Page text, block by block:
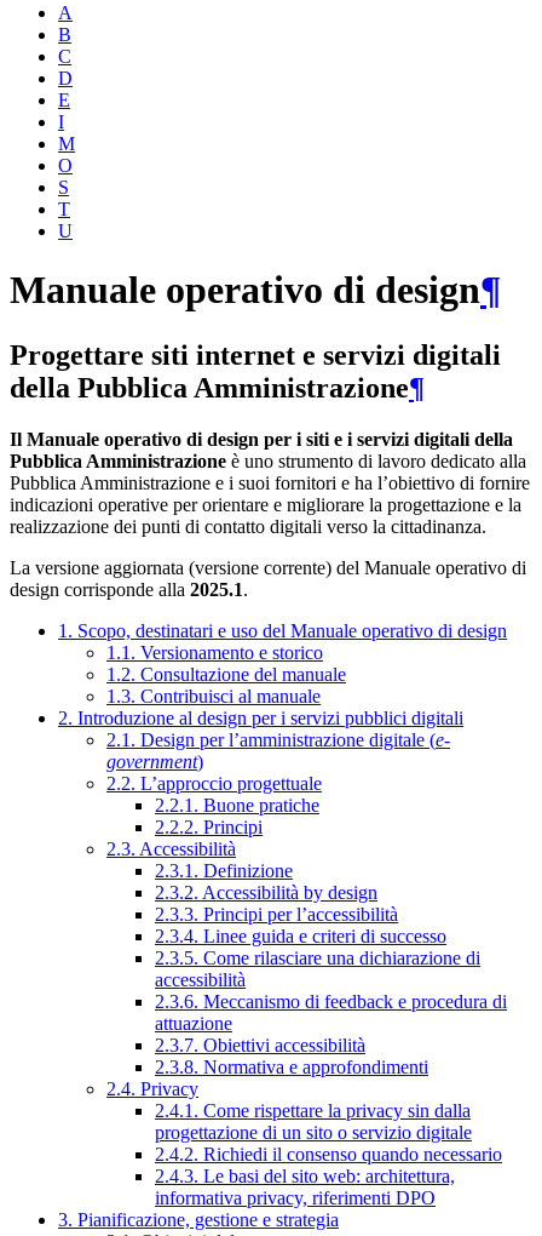
A
B
C
D
E
I
M
O
S
T
U
Manuale operativo di design¶
Progettare siti internet e servizi digitali
della Pubblica Amministrazione¶
Il Manuale operativo di design per i siti e i servizi digitali della
Pubblica Amministrazione è uno strumento di lavoro dedicato alla
Pubblica Amministrazione e i suoi fornitori e ha l’obiettivo di fornire
indicazioni operative per orientare e migliorare la progettazione e la
realizzazione dei punti di contatto digitali verso la cittadinanza.
La versione aggiornata (versione corrente) del Manuale operativo di
design corrisponde alla 2025.1.
1. Scopo, destinatari e uso del Manuale operativo di design
1.1. Versionamento e storico
1.2. Consultazione del manuale
1.3. Contribuisci al manuale
2. Introduzione al design per i servizi pubblici digitali
2.1. Design per l’amministrazione digitale (e-
government)
2.2. L’approccio progettuale
2.2.1. Buone pratiche
2.2.2. Principi
2.3. Accessibilità
2.3.1. Definizione
2.3.2. Accessibilità by design
2.3.3. Principi per l’accessibilità
2.3.4. Linee guida e criteri di successo
2.3.5. Come rilasciare una dichiarazione di
accessibilità
2.3.6. Meccanismo di feedback e procedura di
attuazione
2.3.7. Obiettivi accessibilità
2.3.8. Normativa e approfondimenti
2.4. Privacy
2.4.1. Come rispettare la privacy sin dalla
progettazione di un sito o servizio digitale
2.4.2. Richiedi il consenso quando necessario
2.4.3. Le basi del sito web: architettura,
informativa privacy, riferimenti DPO
3. Pianificazione, gestione e strategia